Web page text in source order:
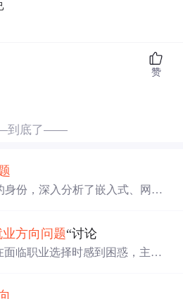
赞
底了——
份，深入分析了嵌入式、网络
发展路径的建议，同时对方向
的平衡进行了探讨，鼓励学生
业方向 问题“讨论
临职业选择时感到困惑，主要